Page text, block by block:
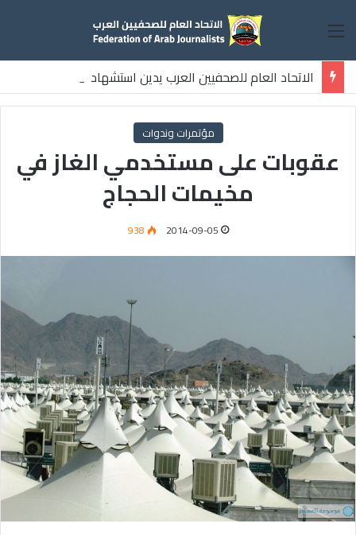
القائمة
الاتحاد العام للصحفيين العرب يدين استشهاد
ثلاثة صحفيين فلسطينيين باستهداف إسرائيلي وسط قطاع غزة
مؤتمرات وندوات
عقوبات على مستخدمي الغاز في
مخيمات الحجاج
2014-09-05
938